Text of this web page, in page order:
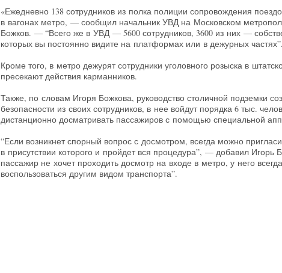
«Ежедневно 138 сотрудников из полка полиции сопровождения
в вагонах метро, — сообщил начальник УВД на Московском
Божков. — “Всего же в УВД — 5600 сотрудников, 3600 из них —
которых вы постоянно видите на платформах или в дежурных частях”.
Кроме того, в метро дежурят сотрудники уголовного розыска в
пресекают действия карманников.
Также, по словам Игоря Божкова, руководство столичной подземки
безопасности из своих сотрудников, в нее войдут порядка 6 тыс.
дистанционно досматривать пассажиров с помощью специальной
“Если возникнет спорный вопрос с досмотром, всегда можно
в присутствии которого и пройдет вся процедура”, — добавил Игорь
пассажир не хочет проходить досмотр на входе в метро, у него
воспользоваться другим видом транспорта”.